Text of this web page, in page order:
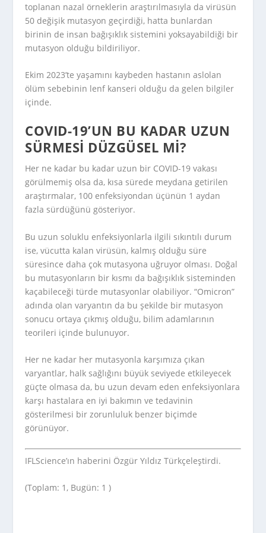
toplanan nazal örneklerin araştırılmasıyla da virüsün
50 değişik mutasyon geçirdiği, hatta bunlardan
birinin de insan bağışıklık sistemini yoksayabildiği bir
mutasyon olduğu bildiriliyor.
Ekim 2023’te yaşamını kaybeden hastanın aslolan
ölüm sebebinin lenf kanseri olduğu da gelen bilgiler
içinde.
COVID-19’UN BU KADAR UZUN
SÜRMESI DÜZGÜSEL MI?
Her ne kadar bu kadar uzun bir COVID-19 vakası
görülmemiş olsa da, kısa sürede meydana getirilen
araştırmalar, 100 enfeksiyondan üçünün 1 aydan
fazla sürdüğünü gösteriyor.
Bu uzun soluklu enfeksiyonlarla ilgili sıkıntılı durum
ise, vücutta kalan virüsün, kalmış olduğu süre
süresince daha çok mutasyona uğruyor olması. Doğal
bu mutasyonların bir kısmı da bağışıklık sisteminden
kaçabileceği türde mutasyonlar olabiliyor. “Omicron”
adında olan varyantın da bu şekilde bir mutasyon
sonucu ortaya çıkmış olduğu, bilim adamlarının
teorileri içinde bulunuyor.
Her ne kadar her mutasyonla karşımıza çıkan
varyantlar, halk sağlığını büyük seviyede etkileyecek
güçte olmasa da, bu uzun devam eden enfeksiyonlara
karşı hastalara en iyi bakımın ve tedavinin
gösterilmesi bir zorunluluk benzer biçimde
görünüyor.
IFLScience’ın haberini Özgür Yıldız Türkçeleştirdi.
(Toplam: 1, Bugün: 1 )